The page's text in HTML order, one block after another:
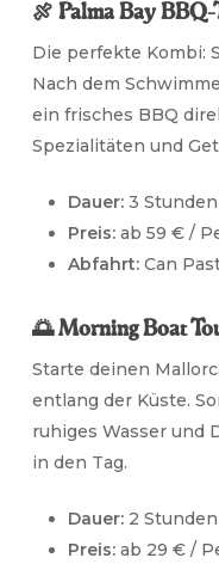
🍖 Palma Bay
Die perfekte Kombi:
Nach dem
ein frisches BBQ
Spezialitäten und
Dauer:3 Stunden
Preis:ab 59 € /
Abfahrt:Can
🌅 Morning Boat
Starte deinen
entlang der Küste.
ruhiges Wasser und
in den Tag.
Dauer:2 Stunden
Preis:ab 29 € /